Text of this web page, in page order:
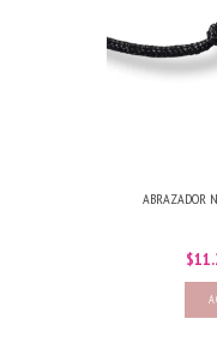
ABRAZADOR